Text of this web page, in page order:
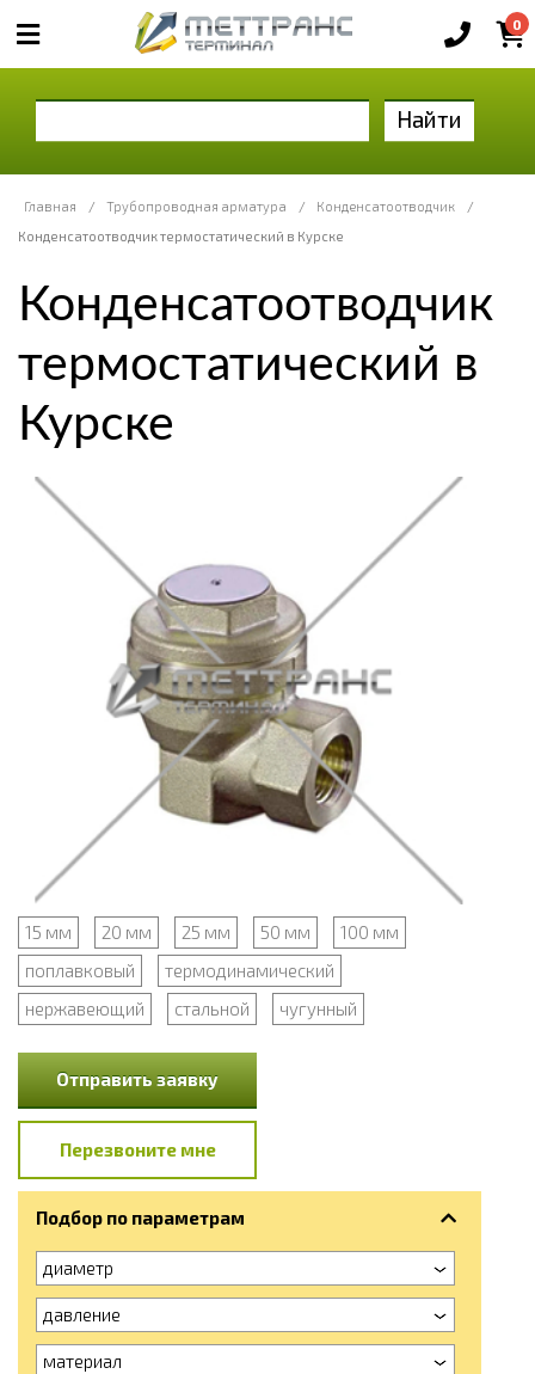
0
Найти
Главная / Трубопроводная арматура / Конденсатоотводчик
/
Конденсатоотводчик термостатический в Курске
Конденсатоотводчик
термостатический в
Курске
15 мм 20 мм 25 мм 50 мм
100 мм
поплавковый
термодинамический
нержавеющий
стальной чугунный
Отправить заявку
Перезвоните мне
Подбор по параметрам
диаметр
давление
материал